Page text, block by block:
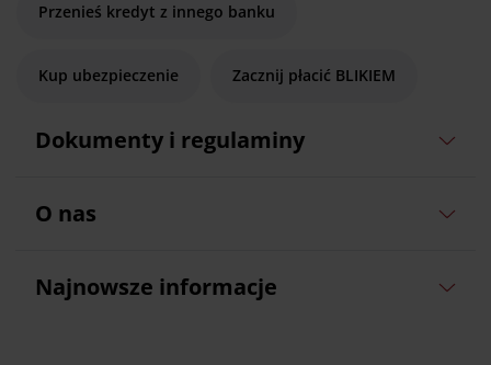
Przenieś kredyt z innego banku
Kup ubezpieczenie Zacznij płacić BLIKIEM
Dokumenty i regulaminy
O nas
Najnowsze informacje